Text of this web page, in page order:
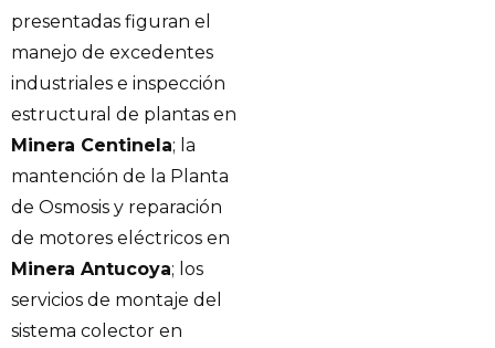
presentadas figuran el
manejo de excedentes
industriales e inspección
estructural de plantas en
Minera Centinela; la
mantención de la Planta
de Osmosis y reparación
de motores eléctricos en
Minera Antucoya; los
servicios de montaje del
sistema colector en